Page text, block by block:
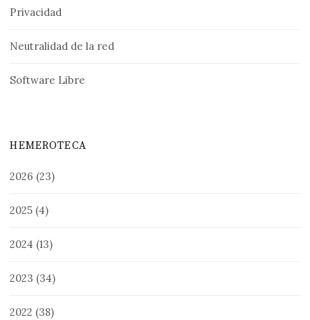
Privacidad
Neutralidad de la red
Software Libre
HEMEROTECA
2026 (23)
2025 (4)
2024 (13)
2023 (34)
2022 (38)